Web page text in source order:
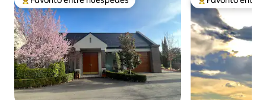
Favorito entre huéspedes preferido Favorito entre